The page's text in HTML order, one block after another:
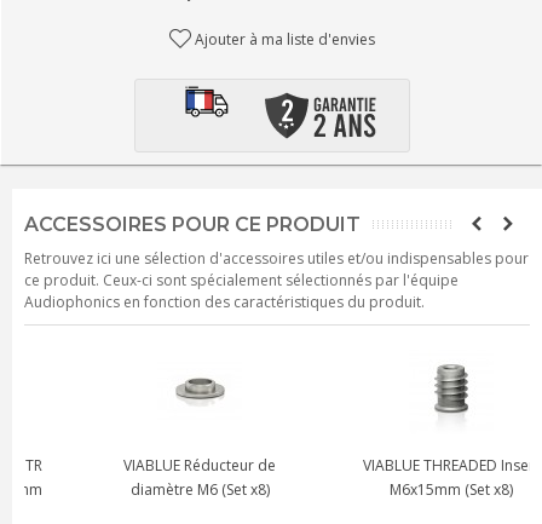
Ajouter à ma liste d'envies
ACCESSOIRES POUR CE PRODUIT
Retrouvez ici une sélection d'accessoires utiles et/ou indispensables pour
ce produit. Ceux-ci sont spécialement sélectionnés par l'équipe
Audiophonics en fonction des caractéristiques du produit.
VIABLUE Réducteur de
diamètre M6 (Set x8)
VIABLUE THREADED Insert
M6x15mm (Set x8)